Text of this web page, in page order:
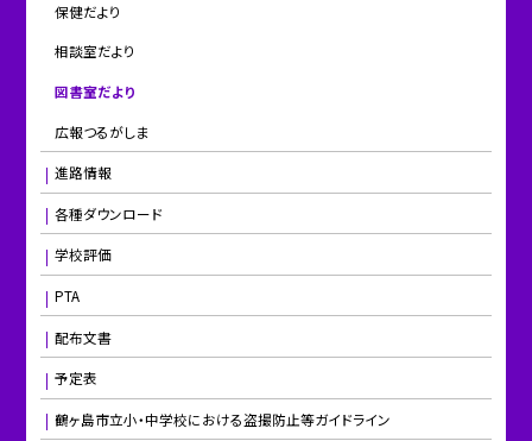
保健だより
相談室だより
図書室だより
広報つるがしま
進路情報
各種ダウンロード
学校評価
PTA
配布文書
予定表
鶴ヶ島市立小・中学校における盗撮防止等ガイドライン